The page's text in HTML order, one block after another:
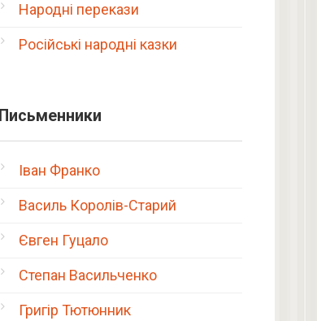
Народні перекази
Російські народні казки
Письменники
Іван Франко
Василь Королів-Старий
Євген Гуцало
Степан Васильченко
Григір Тютюнник